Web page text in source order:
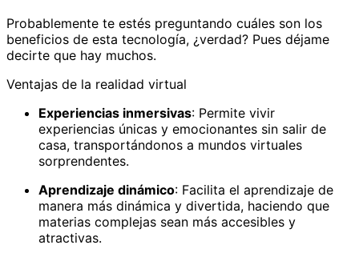
Probablemente te estés preguntando cuáles son los
beneficios de esta tecnología, ¿verdad? Pues déjame
decirte que hay muchos.
Ventajas de la realidad virtual
Experiencias inmersivas: Permite vivir
experiencias únicas y emocionantes sin salir de
casa, transportándonos a mundos virtuales
sorprendentes.
Aprendizaje dinámico: Facilita el aprendizaje de
manera más dinámica y divertida, haciendo que
materias complejas sean más accesibles y
atractivas.